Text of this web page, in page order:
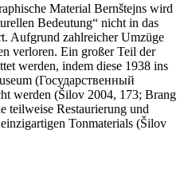
Material Bernštejns wird
Bedeutung“ nicht in das
Aufgrund zahlreicher Umzüge
verloren. Ein großer Teil der
werden, indem diese 1938 ins
(Государственный
werden (Šilov 2004, 173; Brang
teilweise Restaurierung und
Tonmaterials (Šilov